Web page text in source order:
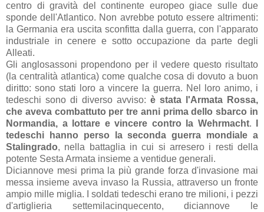
centro di gravità del continente europeo giace sulle due
sponde dell'Atlantico. Non avrebbe potuto essere altrimenti:
la Germania era uscita sconfitta dalla guerra, con l'apparato
industriale in cenere e sotto occupazione da parte degli
Alleati.
Gli anglosassoni propendono per il vedere questo risultato
(la centralità atlantica) come qualche cosa di dovuto a buon
diritto: sono stati loro a vincere la guerra. Nel loro animo, i
tedeschi sono di diverso avviso: è stata l'Armata Rossa,
che aveva combattuto per tre anni prima dello sbarco in
Normandia, a lottare e vincere contro la Wehrmacht.
tedeschi hanno perso la seconda guerra mondiale a
Stalingrado, nella battaglia in cui si arresero i resti della
potente Sesta Armata insieme a ventidue generali.
Diciannove mesi prima la più grande forza d'invasione mai
messa insieme aveva invaso la Russia, attraverso un fronte
ampio mille miglia. I soldati tedeschi erano tre milioni, i pezzi
d'artiglieria settemilacinquecento, diciannove le